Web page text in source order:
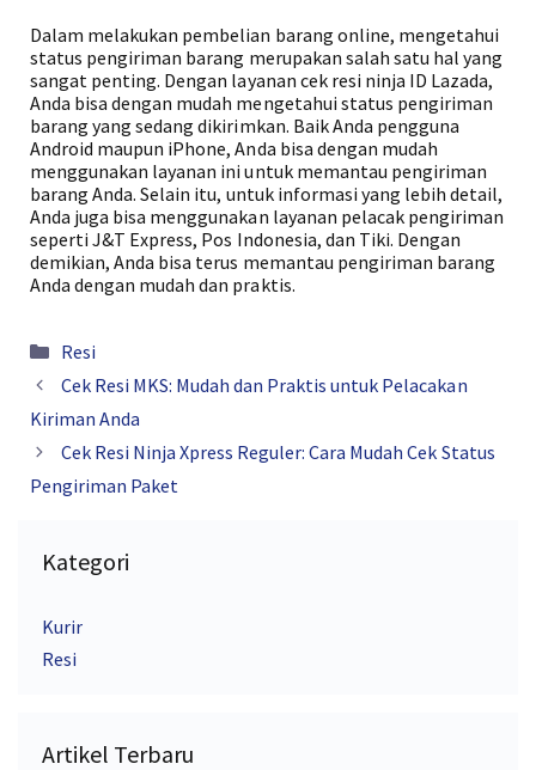
Dalam melakukan pembelian barang online, mengetahui
status pengiriman barang merupakan salah satu hal yang
sangat penting. Dengan layanan cek resi ninja ID Lazada,
Anda bisa dengan mudah mengetahui status pengiriman
barang yang sedang dikirimkan. Baik Anda pengguna
Android maupun iPhone, Anda bisa dengan mudah
menggunakan layanan ini untuk memantau pengiriman
barang Anda. Selain itu, untuk informasi yang lebih detail,
Anda juga bisa menggunakan layanan pelacak pengiriman
seperti J&T Express, Pos Indonesia, dan Tiki. Dengan
demikian, Anda bisa terus memantau pengiriman barang
Anda dengan mudah dan praktis.
Kategori
Resi
Cek Resi MKS: Mudah dan Praktis untuk Pelacakan
Kiriman Anda
Cek Resi Ninja Xpress Reguler: Cara Mudah Cek Status
Pengiriman Paket
Kategori
Kurir
Resi
Artikel Terbaru